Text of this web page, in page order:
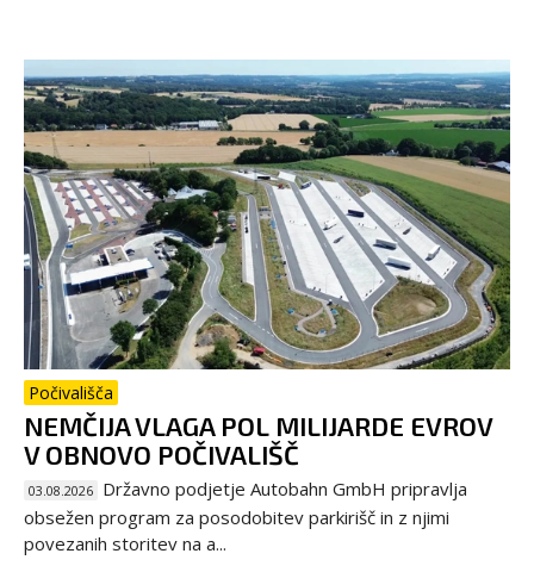
Počivališča
NEMČIJA VLAGA POL MILIJARDE EVROV
V OBNOVO POČIVALIŠČ
03.08.2026 Državno podjetje Autobahn GmbH pripravlja
obsežen program za posodobitev parkirišč in z njimi
povezanih storitev na a...